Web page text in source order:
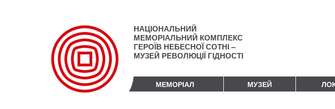
НАЦІОНАЛЬНИЙ
МЕМОРІАЛЬНИЙ КОМПЛЕКС
ГЕРОЇВ НЕБЕСНОЇ СОТНІ –
МУЗЕЙ РЕВОЛЮЦІЇ ГІДНОСТІ
МЕМОРІАЛ МУЗЕЙ